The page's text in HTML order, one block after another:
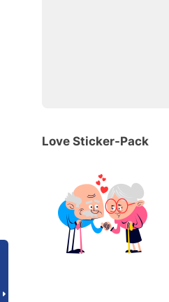
Love Sticker-Pack